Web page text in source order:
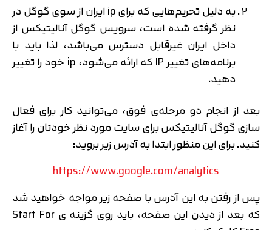
به دلیل تحریم‌هایی که برای ip ایران از سوی گوگل در
نظر گرفته شده است، سرویس گوگل آنالیتیکس از
داخل ایران غیرقابل دسترس می‌باشد، لذا باید با
برنامه‌های تغییر IP که ارائه می‌شود، ip خود را تغییر
دهید.
بعد از انجام دو مرحله‌ی فوق، می‌توانید کار برای فعال
سازی گوگل آنالیتیکس برای سایت مورد نظر خودتان را آغاز
کنید. برای این منظور ابتدا به آدرس زیر بروید:
https://www.google.com/analytics
پس از رفتن به این آدرس با صفحه زیر مواجه خواهید شد
که بعد از دیدن این صفحه، باید روی گزینه ی Start For